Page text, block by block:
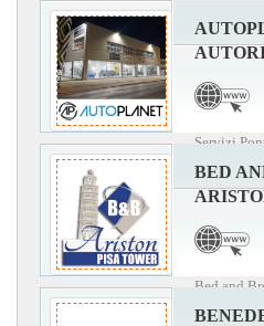
Servizi
BED
Bed and